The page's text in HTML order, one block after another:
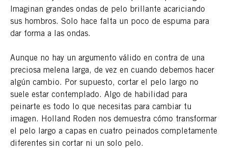
Imaginan grandes ondas de pelo brillante acariciando
sus hombros. Solo hace falta un poco de espuma para
dar forma a las ondas.
Aunque no hay un argumento válido en contra de una
preciosa melena larga, de vez en cuando debemos hacer
algún cambio. Por supuesto, cortar el pelo largo no
suele estar contemplado. Algo de habilidad para
peinarte es todo lo que necesitas para cambiar tu
imagen. Holland Roden nos demuestra cómo transformar
el pelo largo a capas en cuatro peinados completamente
diferentes sin cortar ni un solo pelo.